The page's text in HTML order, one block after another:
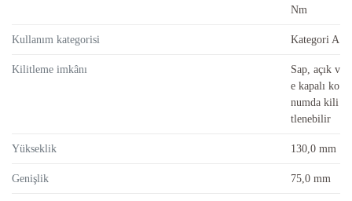
Nm
Kullanım kategorisi Kategori A
Kilitleme imkânı
Sap, açık v
e kapalı ko
numda kili
tlenebilir
Yükseklik 130,0 mm
Genişlik 75,0 mm